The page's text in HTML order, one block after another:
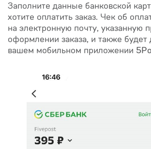
Заполните данные банковской
хотите оплатить заказ. Чек об
на электронную почту, указанную
оформлении заказа, и также будет
вашем мобильном приложении